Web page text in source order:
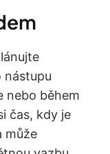
nástupu
nebo během
čas, kdy je
může